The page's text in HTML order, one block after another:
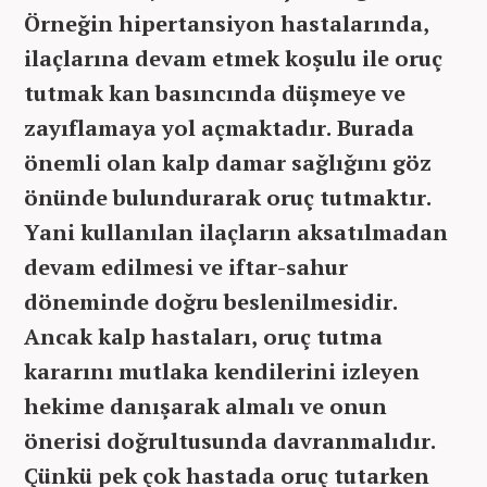
Örneğin hipertansiyon hastalarında,
ilaçlarına devam etmek koşulu ile oruç
tutmak kan basıncında düşmeye ve
zayıflamaya yol açmaktadır. Burada
önemli olan kalp damar sağlığını göz
önünde bulundurarak oruç tutmaktır.
Yani kullanılan ilaçların aksatılmadan
devam edilmesi ve iftar-sahur
döneminde doğru beslenilmesidir.
Ancak kalp hastaları, oruç tutma
kararını mutlaka kendilerini izleyen
hekime danışarak almalı ve onun
önerisi doğrultusunda davranmalıdır.
Çünkü pek çok hastada oruç tutarken